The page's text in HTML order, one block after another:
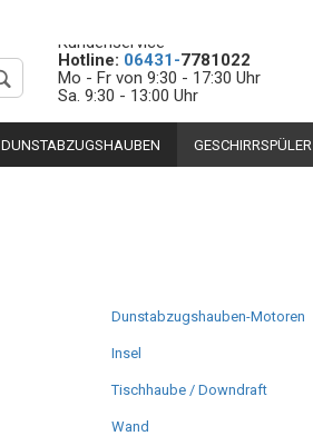
Wohnort
Konto erstellen
Kundenservice
Hotline: 06431-7781022
Mo - Fr von 9:30 - 17:30 Uhr
Sa. 9:30 - 13:00 Uhr
DUNSTABZUGSHAUBEN GESCHIRRSPÜLER
Dunstabzugshauben-Motoren
Insel
Tischhaube / Downdraft
Wand